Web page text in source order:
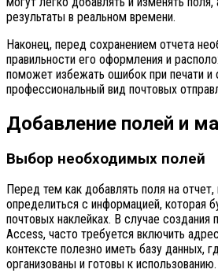
результаты в реальном времени.
Наконец, перед сохранением отчета
правильности его оформления и
поможет избежать ошибок при печати и
профессиональный вид почтовых
Добавление полей и
Выбор необходимых полей
Перед тем как добавлять поля на
определиться с информацией, которая
почтовых наклейках. В случае создания
Access, часто требуется включить
контексте полезно иметь базу данных,
организованы и готовы к использованию.